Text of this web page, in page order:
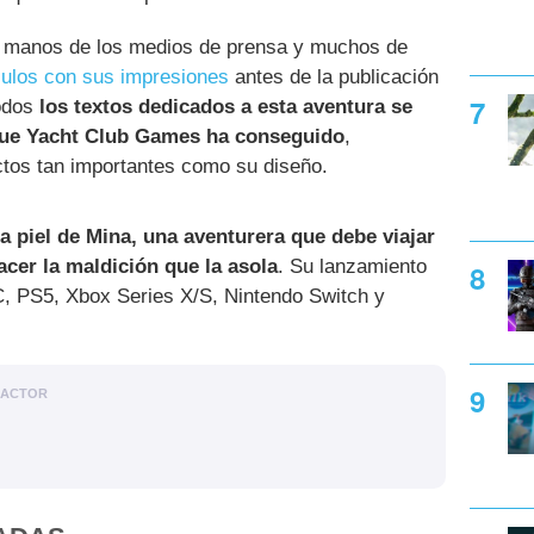
de los medios de prensa y muchos de
con sus impresiones antes de la publicación
los textos dedicados a esta aventura se
Yacht Club Games ha conseguido,
tan importantes como su diseño.
piel de Mina, una aventurera que debe viajar
la maldición que la asola. Su lanzamiento
PS5, Xbox Series X/S, Nintendo Switch y